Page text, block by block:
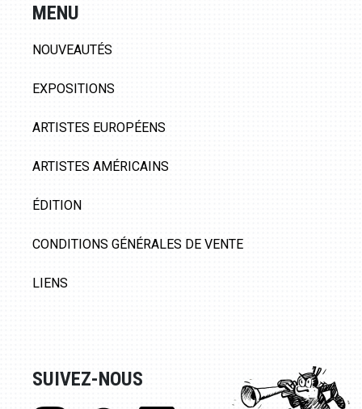
MENU
NOUVEAUTÉS
EXPOSITIONS
ARTISTES EUROPÉENS
ARTISTES AMÉRICAINS
ÉDITION
CONDITIONS GÉNÉRALES DE VENTE
LIENS
SUIVEZ-NOUS